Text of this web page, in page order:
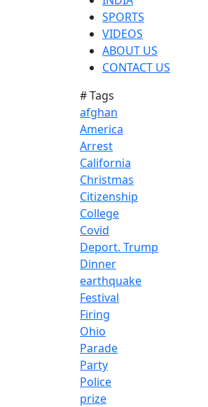
SPORTS
VIDEOS
ABOUT US
CONTACT US
# Tags
afghan
America
Arrest
California
Christmas
Citizenship
College
Covid
Deport. Trump
Dinner
earthquake
Festival
Firing
Ohio
Parade
Party
Police
prize